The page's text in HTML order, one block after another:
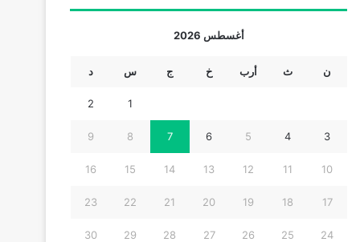
أغسطس 2026
ن ث أرب خ ج س د
1
2
3
4
5
6
7
8
9
10
11
12
13
14
15
16
17
18
19
20
21
22
23
24
25
26
27
28
29
30